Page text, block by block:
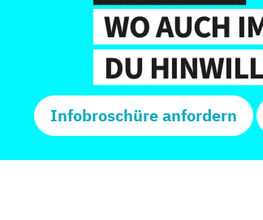
Infobroschüre anfordern